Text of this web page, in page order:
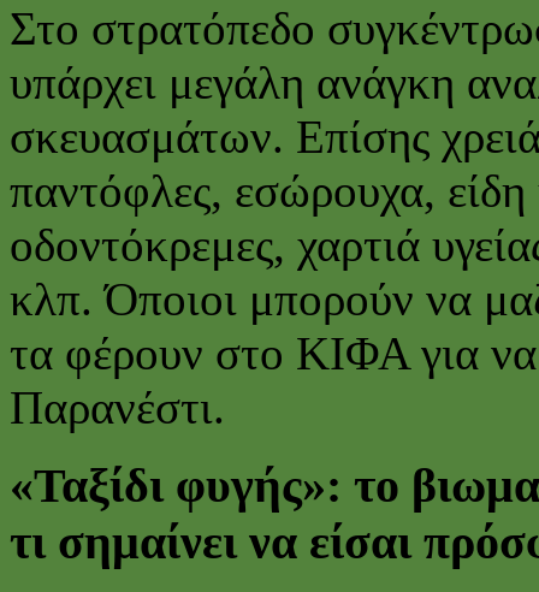
Στο στρατόπεδο
υπάρχει μεγάλη ανάγκη
σκευασμάτων. Επίσης
παντόφλες, εσώρουχα, είδη
οδοντόκρεμες, χαρτιά
κλπ. Όποιοι μπορούν να
τα φέρουν στο ΚΙΦΑ για
Παρανέστι.
«Ταξίδι φυγής»: το
τι σημαίνει να είσαι